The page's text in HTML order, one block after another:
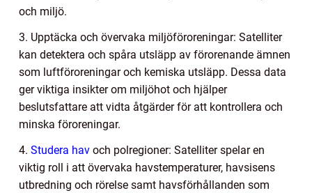
och miljö.
3. Upptäcka och övervaka miljöföroreningar: Satelliter
kan detektera och spåra utsläpp av förorenande ämnen
som luftföroreningar och kemiska utsläpp. Dessa data
ger viktiga insikter om miljöhot och hjälper
beslutsfattare att vidta åtgärder för att kontrollera och
minska föroreningar.
4. Studera hav och polregioner: Satelliter spelar en
viktig roll i att övervaka havstemperaturer, havsisens
utbredning och rörelse samt havsförhållanden som